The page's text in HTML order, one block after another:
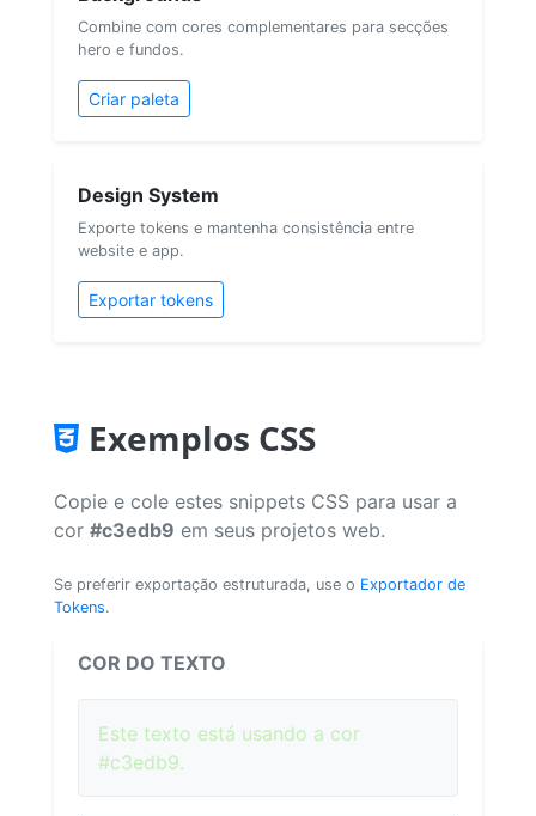
Combine com cores complementares para secções
hero e fundos.
Criar paleta
Design System
Exporte tokens e mantenha consistência entre
website e app.
Exportar tokens
Exemplos CSS
Copie e cole estes snippets CSS para usar a
cor #c3edb9 em seus projetos web.
Se preferir exportação estruturada, use o Exportador de
Tokens.
COR DO TEXTO
Este texto está usando a cor
#c3edb9.